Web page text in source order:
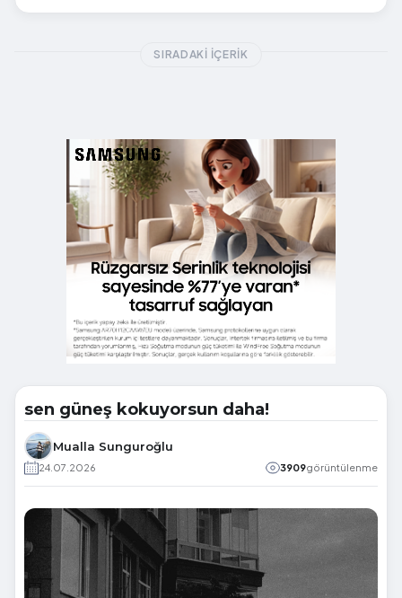
SIRADAKI İÇERIK
sen güneş kokuyorsun daha!
Mualla Sunguroğlu
24.07.2026 3909görüntülenme